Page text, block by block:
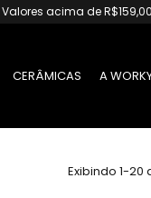
Valores acima de
CERÂMICAS A
Exibindo 1-